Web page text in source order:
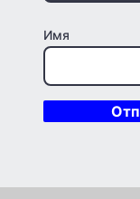
Имя